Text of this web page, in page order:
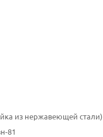
из нержавеющей стали)
81